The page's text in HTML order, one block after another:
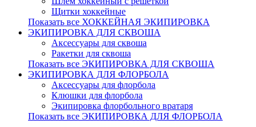
Щитки хоккейные
Показать все ХОККЕЙНАЯ ЭКИПИРОВКА
ЭКИПИРОВКА ДЛЯ СКВОША
Аксессуары для сквоша
Ракетки для сквоша
Показать все ЭКИПИРОВКА ДЛЯ СКВОША
ЭКИПИРОВКА ДЛЯ ФЛОРБОЛА
Аксессуары для флорбола
Клюшки для флорбола
Экипировка флорбольного вратаря
Показать все ЭКИПИРОВКА ДЛЯ ФЛОРБОЛА